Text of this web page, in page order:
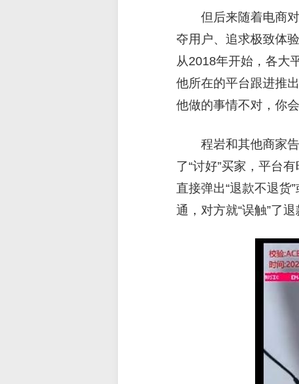
但后来随着电商
夺用户、追求极致体
从2018年开始，各大
他所在的平台跟进推
他做的事情不对，你
程岩和其他商家
了“讨好”买家，平台
直接弹出“退款不退货
通，对方就“误触”了